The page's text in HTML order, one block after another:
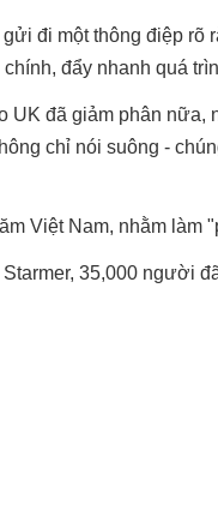
đi một thông điệp
đẩy nhanh quá
đã giảm phân nữa,
chỉ nói suông -
Việt Nam, nhằm
35,000 người